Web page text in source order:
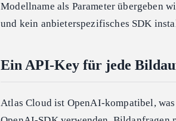
Modellname als Parameter übergeben
und kein anbieterspezifisches SDK
Ein API-Key für jede
Atlas Cloud ist OpenAI-kompatibel,